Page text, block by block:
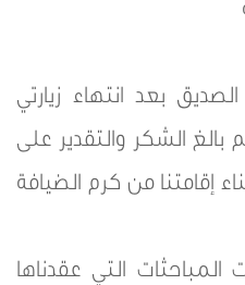
بعد انتهاء زيارتي
الشكر والتقدير على
إقامتنا من كرم الضيافة
التي عقدناها